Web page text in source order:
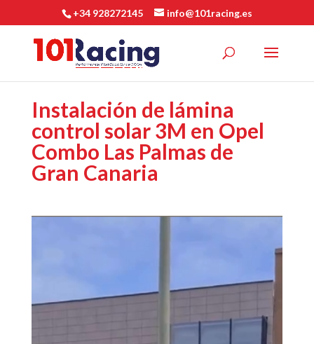
+34 928272145 info@101racing.es
Instalación de lámina
control solar 3M en Opel
Combo Las Palmas de
Gran Canaria